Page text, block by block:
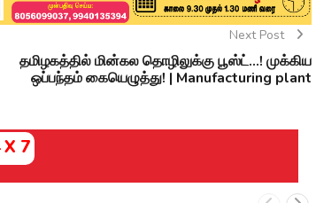
Next Post
தமிழகத்தில் மின்கல தொழிலுக்கு பூஸ்ட்...! முக்கிய
ஒப்பந்தம் கையெழுத்து! | Manufacturing plant
X 7